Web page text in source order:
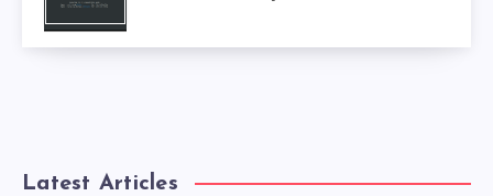
Latest Articles